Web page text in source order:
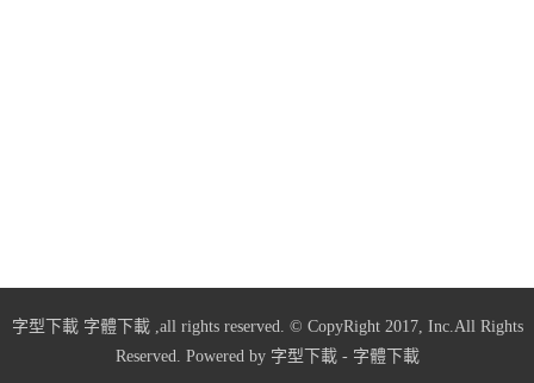
字型下載 字體下載,all rights reserved. © CopyRight 2017, Inc.All Rights
Reserved. Powered by 字型下載- 字體下載